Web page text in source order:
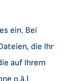
ein. Bei
die Ihr
auf Ihrem